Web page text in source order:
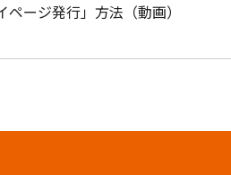
ージ発行」方法（動画）